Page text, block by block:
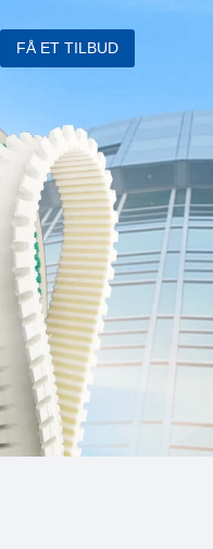
FÅ ET TILBUD